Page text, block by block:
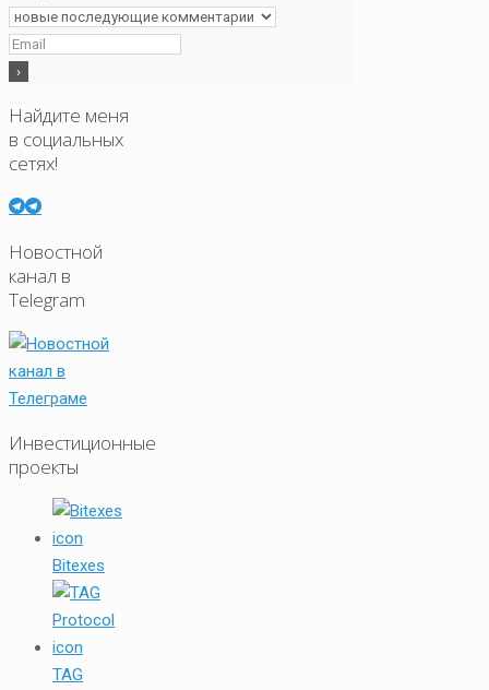
Найдите меня
в социальных
сетях!
Новостной
канал в
Telegram
Инвестиционные
проекты
Bitexes
TAG